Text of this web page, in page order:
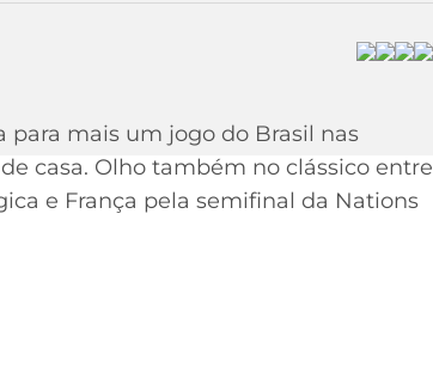
para mais um jogo do Brasil nas
casa. Olho também no clássico entre
e França pela semifinal da Nations